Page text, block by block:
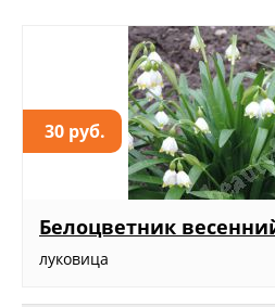
30 руб.
Белоцветник
луковица